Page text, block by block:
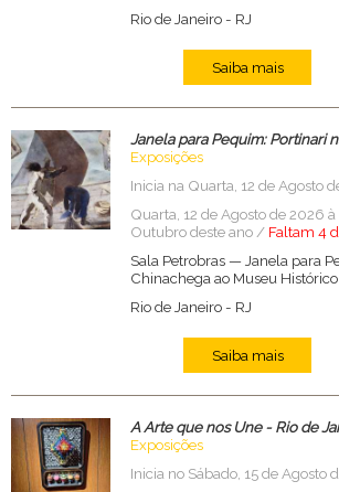
Rio de Janeiro- RJ
Saiba mais
Janela para Pequim: Portinari
Exposições
Inicia na Quarta, 12 de Agosto
Quarta, 12 de Agosto de 2026
Outubro deste ano / Faltam 4
Sala Petrobras — Janela para
Chinachega ao Museu
Rio de Janeiro- RJ
Saiba mais
A Arte que nos Une - Rio de
Exposições
Inicia no Sábado, 15 de Agosto